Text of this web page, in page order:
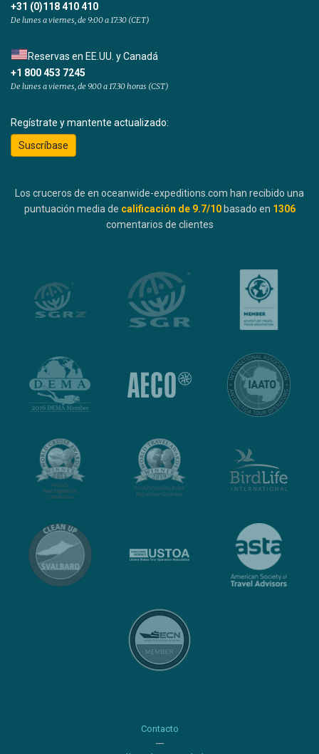
+31 (0)118 410 410
De lunes a viernes, de 9:00 a 17:30 (CET)
Reservas en EE.UU. y Canadá
+1 800 453 7245
De lunes a viernes, de 9.00 a 17.30 horas (CST)
Regístrate y mantente actualizado:
Suscríbase
Los cruceros de en oceanwide-expeditions.com han recibido una
puntuación media de calificación de 9.7/10 basado en 1306
comentarios de clientes
Contacto